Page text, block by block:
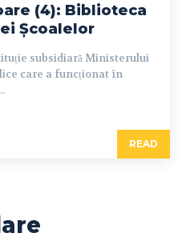
(4): Biblioteca
Școalelor
subsidiară Ministerului
care a funcționat în
READ